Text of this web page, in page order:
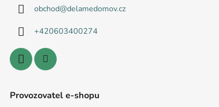
obchod@delamedomov.cz
+420603400274
Provozovatel e-shopu